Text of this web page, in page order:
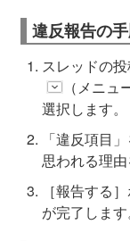
違反報告の
スレッドの
（メニ
選択します。
「違反項目
思われる理由
［報告する
が完了します